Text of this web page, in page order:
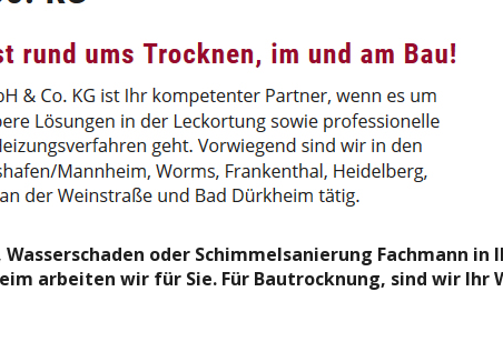
oder Schimmelsanierung Fachmann
arbeiten wir für Sie. Für Bautrocknung, sind wir